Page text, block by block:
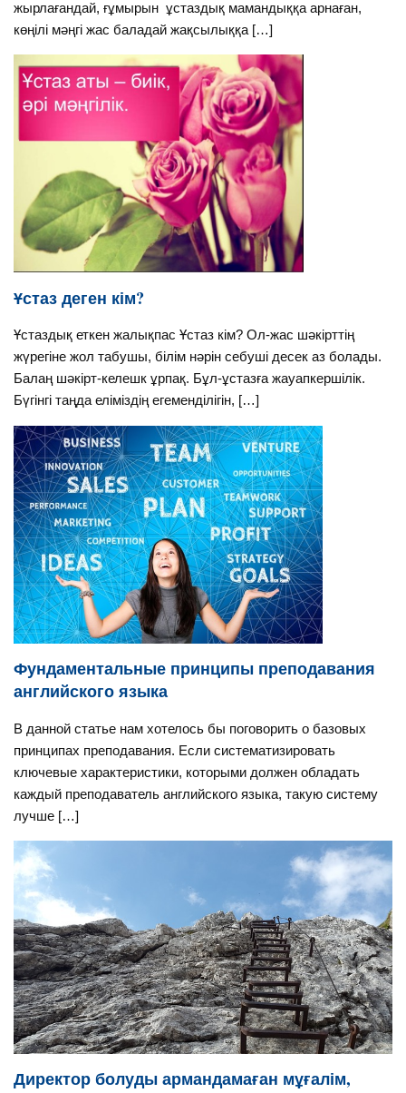
жырлағандай, ғұмырын ұстаздық мамандыққа арнаған,
көңілі мәңгі жас баладай жақсылыққа […]
Ұстаз деген кім?
Ұстаздық еткен жалықпаc Ұстаз кім? Ол-жас шәкірттің
жүрегіне жол табушы, білім нәрін себуші десек аз болады.
Балаң шәкірт-келешк ұрпақ. Бұл-ұстазға жауапкершілік.
Бүгінгі таңда еліміздің егеменділігін, […]
Фундаментальные принципы преподавания
английского языка
В данной статье нам хотелось бы поговорить о базовых
принципах преподавания. Если систематизировать
ключевые характеристики, которыми должен обладать
каждый преподаватель английского языка, такую систему
лучше […]
Директор болуды армандамаған мұғалім,